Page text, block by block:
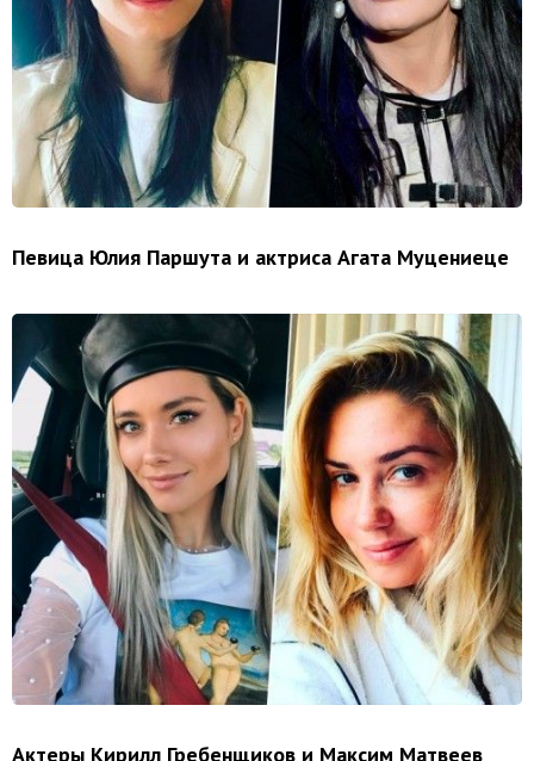
Певица Юлия Паршута и актриса Агата Муцениеце
Актеры Кирилл Гребенщиков и Максим Матвеев